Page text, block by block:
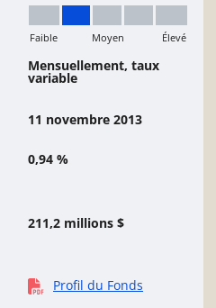
Faible à moyen
Faible Moyen Élevé
Mensuellement, taux
variable
11 novembre 2013
0,94 %
211,2 millions $
Profil du Fonds